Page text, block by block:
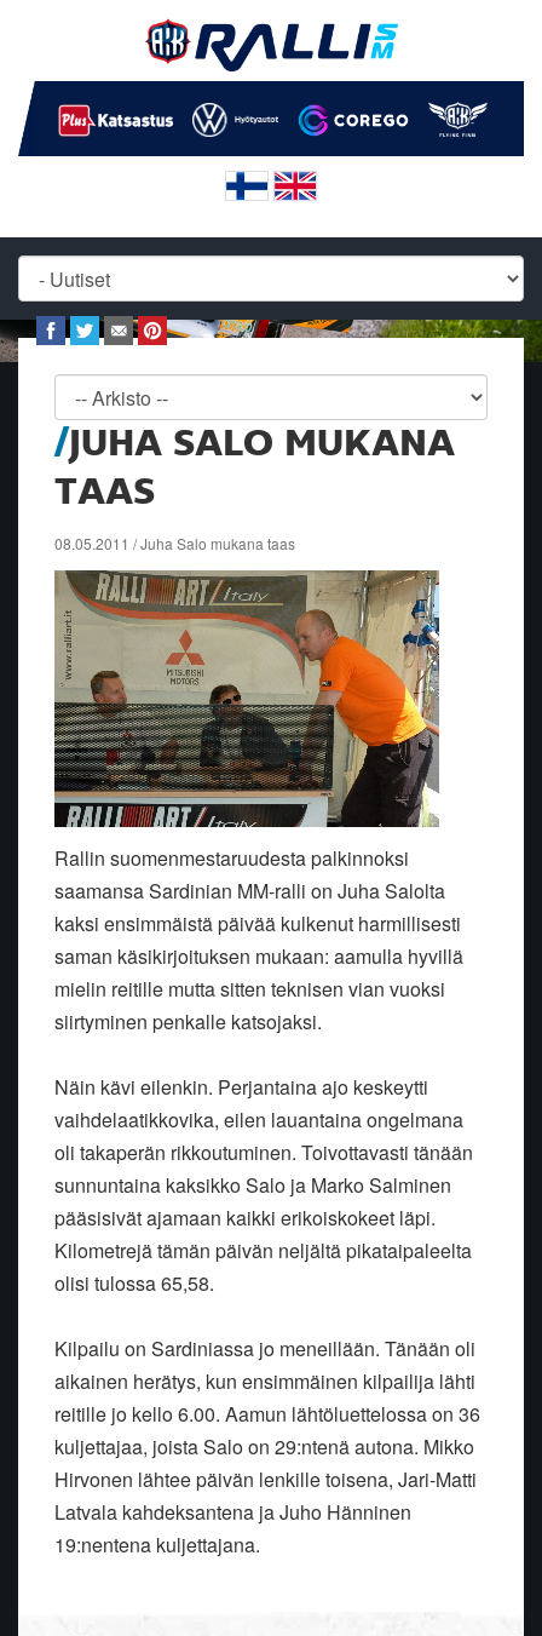
JUHA SALO MUKANA
TAAS
08.05.2011 / Juha Salo mukana taas
Rallin suomenmestaruudesta palkinnoksi
saamansa Sardinian MM-ralli on Juha Salolta
kaksi ensimmäistä päivää kulkenut harmillisesti
saman käsikirjoituksen mukaan: aamulla hyvillä
mielin reitille mutta sitten teknisen vian vuoksi
siirtyminen penkalle katsojaksi.
Näin kävi eilenkin. Perjantaina ajo keskeytti
vaihdelaatikkovika, eilen lauantaina ongelmana
oli takaperän rikkoutuminen. Toivottavasti tänään
sunnuntaina kaksikko Salo ja Marko Salminen
pääsisivät ajamaan kaikki erikoiskokeet läpi.
Kilometrejä tämän päivän neljältä pikataipaleelta
olisi tulossa 65,58.
Kilpailu on Sardiniassa jo meneillään. Tänään oli
aikainen herätys, kun ensimmäinen kilpailija lähti
reitille jo kello 6.00. Aamun lähtöluettelossa on 36
kuljettajaa, joista Salo on 29:ntenä autona. Mikko
Hirvonen lähtee päivän lenkille toisena, Jari-Matti
Latvala kahdeksantena ja Juho Hänninen
19:nentena kuljettajana.